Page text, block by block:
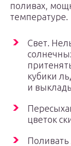
поливах,
температуре.
Свет.
кубики
и
цветок
Поливать